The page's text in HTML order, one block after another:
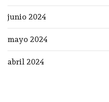
junio 2024
mayo 2024
abril 2024